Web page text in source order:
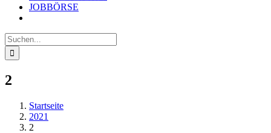
JOBBÖRSE
Suche
nach:
2
Startseite
2021
2